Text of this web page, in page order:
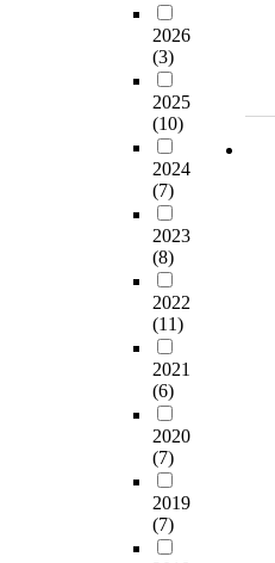
2026
(3)
2025
(10)
2024
(7)
2023
(8)
2022
(11)
2021
(6)
2020
(7)
2019
(7)